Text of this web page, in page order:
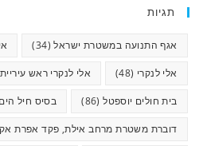
תגיות
אגף התנועה במשטרת ישראל(34)
אלי לנקרי (48) אלי לנקרי ראש
בית חולים יוספטל(86) בסיס חיל
דוברת משטרת מרחב אילת, פקד אפרת